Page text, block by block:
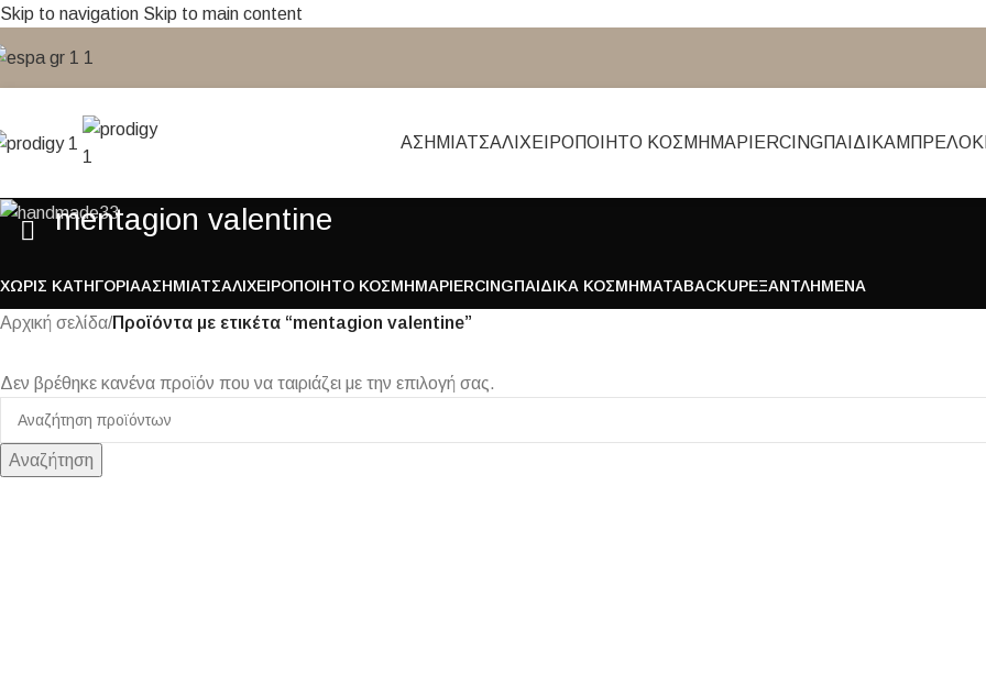
Skip to navigation Skip to main content
ΑΣΉΜΙ ΑΤΣΆΛΙ ΧΕΙΡΟΠΟΊΗΤΟ ΚΌΣΜΗΜΑ PIERCINGΠΑΙΔΙΚΆ ΜΠΡΕΛΌΚ
mentagion valentine
ΧΩΡΊΣ ΚΑΤΗΓΟΡΊΑΑΣΉΜΙΑΤΣΆΛΙΧΕΙΡΟΠΟΊΗΤΟ ΚΌΣΜΗΜΑPIERCINGΠΑΙΔΙΚΆ ΚΟΣΜΉΜΑΤΑBACKUPΕΞΑΝΤΛΗΜΕΝΑ
Αρχική σελίδα/Προϊόντα με ετικέτα “mentagion valentine”
Δεν βρέθηκε κανένα προϊόν που να ταιριάζει με την επιλογή σας.
Αναζήτηση